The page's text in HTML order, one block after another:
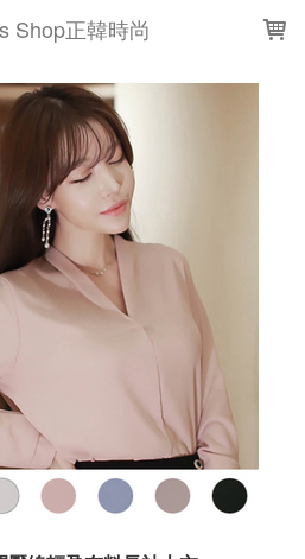
Shop正韓時尚